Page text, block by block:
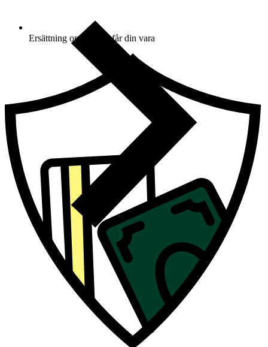
Ersättning om du inte får din vara